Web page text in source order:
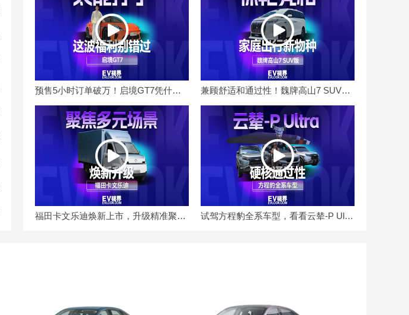
预售5小时订单破万！启境GT7凭什么一预售就火了 兼顾舒适和通过性！魏牌高山7 SUV版限时权益价27.08万元
福田卡文乐迪焕新上市，升级精准聚焦究竟有哪些变化？ 试驾方程豹全系车型，看看云辇-P Ultra究竟如何？